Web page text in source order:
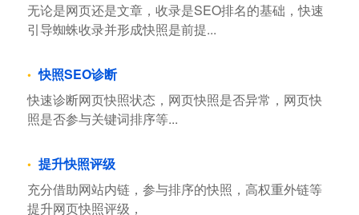
无论是网页还是文章，收录是SEO排名的基础，快速
引导蜘蛛收录并形成快照是前提...
快照SEO诊断
快速诊断网页快照状态，网页快照是否异常，网页快
照是否参与关键词排序等...
提升快照评级
充分借助网站内链，参与排序的快照，高权重外链等
提升网页快照评级，